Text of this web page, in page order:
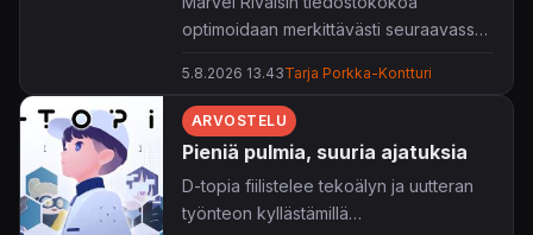
optimoidaan merkittävästi seuraavassa
5.8.2026 13.43Tarja Porkka-Kontturi
ARVOSTELU
Pieniä pulmia, suuria ajatuksia
D-topia fiilistelee tekoälyn ja uutteran
työnteon kyllästämillä